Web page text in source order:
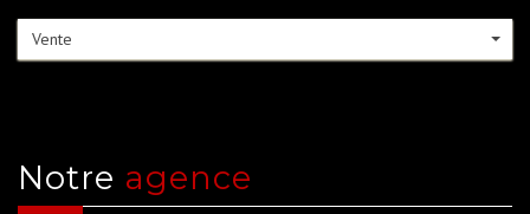
Vente
Notre agence